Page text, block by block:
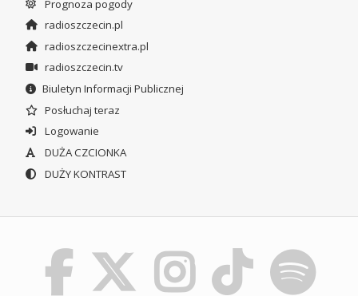
Prognoza pogody
radioszczecin.pl
radioszczecinextra.pl
radioszczecin.tv
Biuletyn Informacji Publicznej
Posłuchaj teraz
Logowanie
DUŻA CZCIONKA
DUŻY KONTRAST